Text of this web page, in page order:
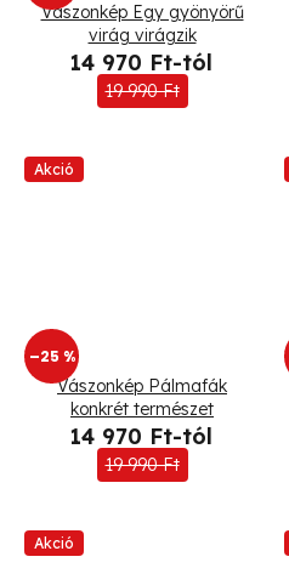
Vászonkép Egy gyönyörű
virág virágzik
14 970 Ft-tól
19 990 Ft
Akció
–25 %
Vászonkép Pálmafák
konkrét természet
14 970 Ft-tól
19 990 Ft
Akció